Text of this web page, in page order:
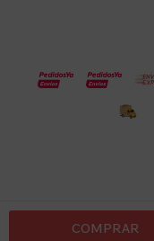
COMPRAR